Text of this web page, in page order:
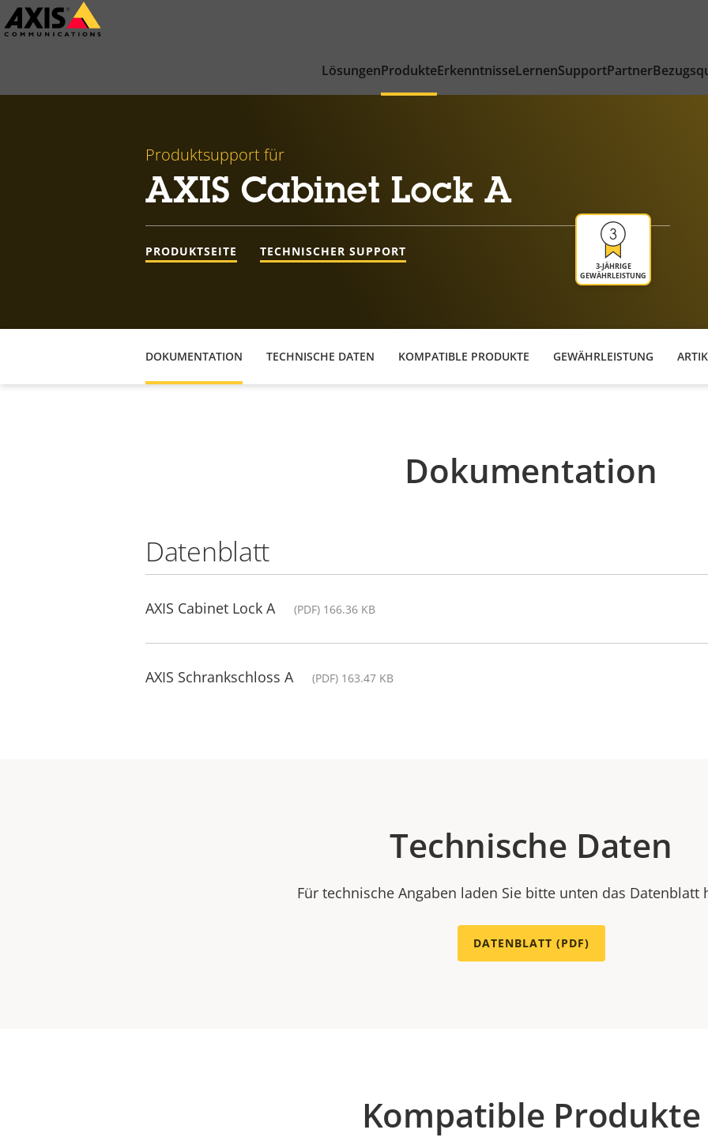
Zum
Hauptinhalt
LösungenProdukteErkenntnisseLernenSupportPartner
Produktsupport für
AXIS Cabinet Lock A
3-JÄHRIGE
GEWÄHRLEISTUNG
PRODUKTSEITE TECHNISCHER SUPPORT
DOKUMENTATION TECHNISCHE DATEN KOMPATIBLE PRODUKTE GEWÄHRLEISTUNG
Dokumentation
Datenblatt
AXIS Cabinet Lock A (PDF) 166.36 KB
AXIS Schrankschloss A (PDF) 163.47 KB
Technische Daten
Für technische Angaben laden Sie bitte unten das Datenblatt
DATENBLATT (PDF)
Kompatible Produkte